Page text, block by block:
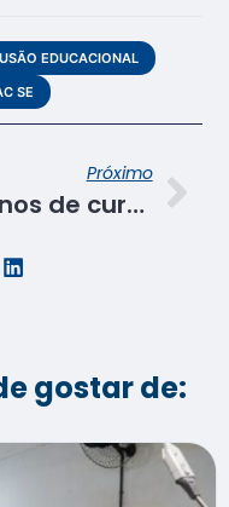
EDUCACIONAL
SE
Próximo
Alunos de cursos do eixo de gastronomia são orientados sobre PAS
gostar de: